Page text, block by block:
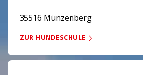
35516 Münzenberg
ZUR HUNDESCHULE